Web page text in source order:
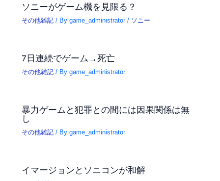
ソニーがゲーム機を見限る？
その他雑記 / Bygame_administrator/ ソニー
7日連続でゲーム→死亡
その他雑記 / Bygame_administrator
暴力ゲームと犯罪との間には因果関係は無
し
その他雑記 / Bygame_administrator
イマージョンとソニコンが和解